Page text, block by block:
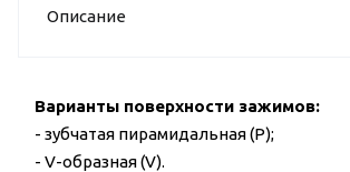
Описание
Варианты поверхности зажимов:
- зубчатая пирамидальная (P);
- V-образная (V).